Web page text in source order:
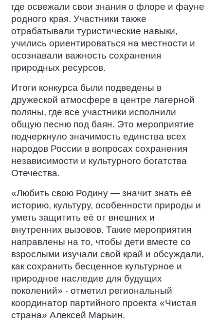
где освежали свои знания о флоре и фауне
родного края. Участники также
отрабатывали туристические навыки,
учились ориентироваться на местности и
осознавали важность сохранения
природных ресурсов.
Итоги конкурса были подведены в
дружеской атмосфере в центре лагерной
поляны, где все участники исполнили
общую песню под баян. Это мероприятие
подчеркнуло значимость единства всех
народов России в вопросах сохранения
независимости и культурного богатства
Отечества.
«Любить свою Родину — значит знать её
историю, культуру, особенности природы и
уметь защитить её от внешних и
внутренних вызовов. Такие мероприятия
направлены на то, чтобы дети вместе со
взрослыми изучали свой край и обсуждали,
как сохранить бесценное культурное и
природное наследие для будущих
поколений» - отметил региональный
координатор партийного проекта «Чистая
страна» Алексей Марьин.